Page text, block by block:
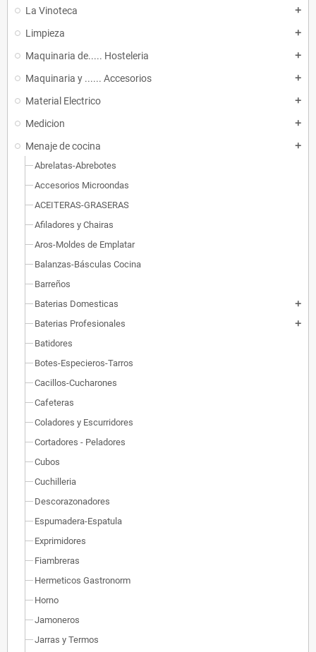
La Vinoteca
add
Limpieza add
Maquinaria de..... Hosteleria add
Maquinaria y ...... Accesorios add
Material Electrico add
Medicion add
Menaje de cocina add
Abrelatas-Abrebotes
Accesorios Microondas
ACEITERAS-GRASERAS
Afiladores y Chairas
Aros-Moldes de Emplatar
Balanzas-Básculas Cocina
Barreños
Baterias Domesticas
add
Baterias Profesionales add
Batidores
Botes-Especieros-Tarros
Cacillos-Cucharones
Cafeteras
Coladores y Escurridores
Cortadores - Peladores
Cubos
Cuchilleria
Descorazonadores
Espumadera-Espatula
Exprimidores
Fiambreras
Hermeticos Gastronorm
Horno
Jamoneros
Jarras y Termos